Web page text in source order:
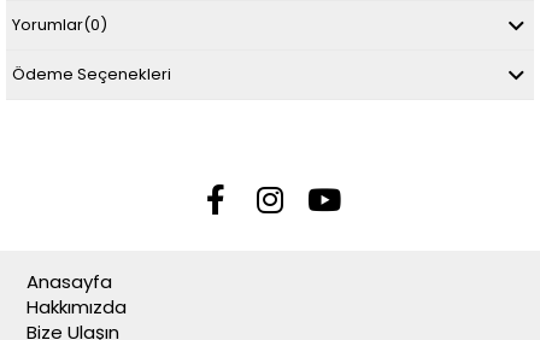
Yorumlar(0)
Ödeme Seçenekleri
Anasayfa
Hakkımızda
Bize Ulaşın